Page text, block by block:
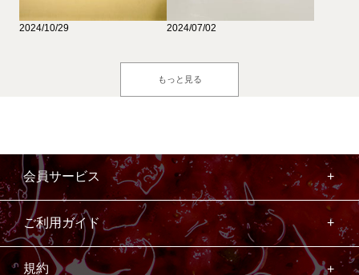
2024/10/29 2024/07/02
もっと見る
会員サービス
ご利用ガイド
規約